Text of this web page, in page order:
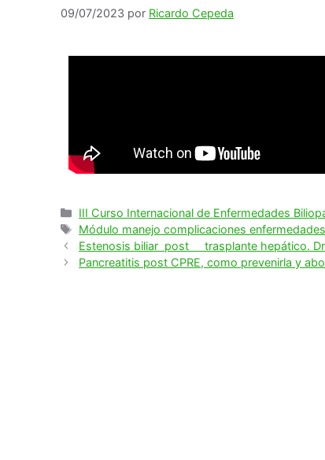
09/07/2023 por Ricardo Cepeda
III Curso Internacional de Enfermedades
Módulo manejo complicaciones
Estenosis biliar post trasplante hepático.
Pancreatitis post CPRE, como prevenirla y